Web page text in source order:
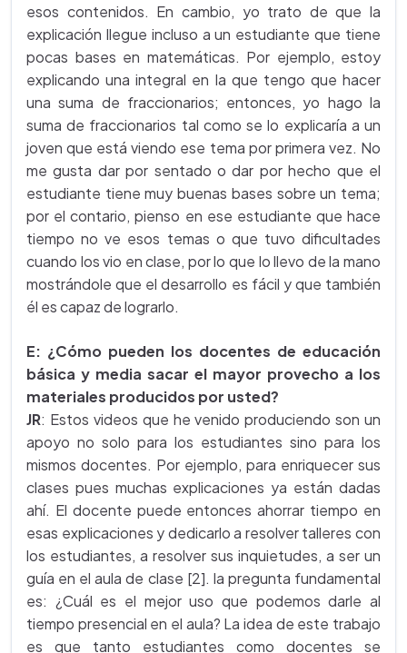
esos contenidos. En cambio, yo trato de que la
explicación llegue incluso a un estudiante que tiene
pocas bases en matemáticas. Por ejemplo, estoy
explicando una integral en la que tengo que hacer
una suma de fraccionarios; entonces, yo hago la
suma de fraccionarios tal como se lo explicaría a un
joven que está viendo ese tema por primera vez. No
me gusta dar por sentado o dar por hecho que el
estudiante tiene muy buenas bases sobre un tema;
por el contario, pienso en ese estudiante que hace
tiempo no ve esos temas o que tuvo dificultades
cuando los vio en clase, por lo que lo llevo de la mano
mostrándole que el desarrollo es fácil y que también
él es capaz de lograrlo.
E: ¿Cómo pueden los docentes de educación
básica y media sacar el mayor provecho a los
materiales producidos por usted?
JR: Estos videos que he venido produciendo son un
apoyo no solo para los estudiantes sino para los
mismos docentes. Por ejemplo, para enriquecer sus
clases pues muchas explicaciones ya están dadas
ahí. El docente puede entonces ahorrar tiempo en
esas explicaciones y dedicarlo a resolver talleres con
los estudiantes, a resolver sus inquietudes, a ser un
guía en el aula de clase [2]. la pregunta fundamental
es: ¿Cuál es el mejor uso que podemos darle al
tiempo presencial en el aula? La idea de este trabajo
es que tanto estudiantes como docentes se